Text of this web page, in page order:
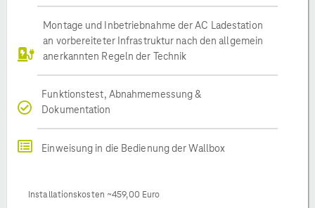
Montage und Inbetriebnahme der AC Ladestation
an vorbereiteter Infrastruktur nach den allgemein
anerkannten Regeln der Technik
Funktionstest, Abnahmemessung &
Dokumentation
Einweisung in die Bedienung der Wallbox
Installationskosten ~459,00 Euro